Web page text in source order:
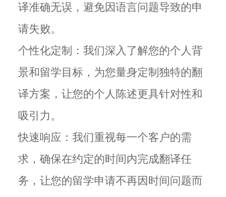
译准确无误，避免因语言问题导致的申
请失败。
个性化定制：我们深入了解您的个人背
景和留学目标，为您量身定制独特的翻
译方案，让您的个人陈述更具针对性和
吸引力。
快速响应：我们重视每一个客户的需
求，确保在约定的时间内完成翻译任
务，让您的留学申请不再因时间问题而